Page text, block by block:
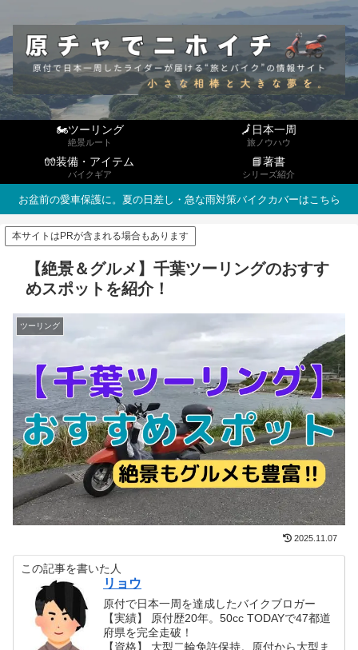
🏍ツーリング
絶景ルート
🗾日本一周
旅ノウハウ
🧤装備・アイテム
バイクギア
📘著書
シリーズ紹介
お盆前の愛車保護に。夏の日差し・急な雨対策バイクカバーはこちら
本サイトはPRが含まれる場合もあります
【絶景＆グルメ】千葉ツーリングのおすす
めスポットを紹介！
ツーリング
2025.11.07
この記事を書いた人
リョウ
原付で日本一周を達成したバイクブロガー
【実績】 原付歴20年。50cc TODAYで47都道
府県を完全走破！
【資格】 大型二輪免許保持。原付から大型ま